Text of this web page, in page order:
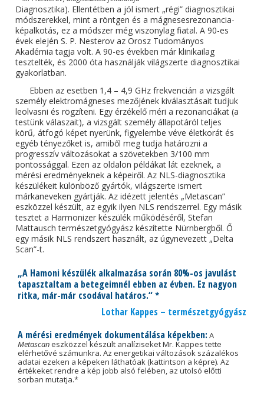
Diagnosztika). Ellentétben a jól ismert „régi” diagnosztikai
módszerekkel, mint a röntgen és a mágnesesrezonancia-
képalkotás, ez a módszer még viszonylag fiatal. A 90-es
évek elején S. P. Nesterov az Orosz Tudományos
Akadémia tagja volt. A 90-es években már klinikailag
tesztelték, és 2000 óta használják világszerte diagnosztikai
gyakorlatban.
Ebben az esetben 1,4 – 4,9 GHz frekvencián a vizsgált
személy elektromágneses mezőjének kiválasztásait tudjuk
leolvasni és rögzíteni. Egy érzékelő méri a rezonanciákat (a
testünk válaszait), a vizsgált személy állapotáról teljes
körű, átfogó képet nyerünk, figyelembe véve életkorát és
egyéb tényezőket is, amiből meg tudja határozni a
progresszív változásokat a szövetekben 3/100 mm
pontossággal. Ezen az oldalon példákat lát ezeknek, a
mérési eredményeknek a képeiről. Az NLS-diagnosztika
készülékeit különböző gyártók, világszerte ismert
márkaneveken gyártják. Az idézett jelentés „Metascan”
eszközzel készült, az egyik ilyen NLS rendszerrel. Egy másik
tesztet a Harmonizer készülék működéséről, Stefan
Mattausch természetgyógyász készítette Nürnbergből. Ő
egy másik NLS rendszert használt, az úgynevezett „Delta
Scan”-t.
„A Hamoni készülék alkalmazása során 80%-os javulást
tapasztaltam a betegeimnél ebben az évben. Ez nagyon
ritka, már-már csodával határos.“ *
Lothar Kappes – természetgyógyász
A mérési eredmények dokumentálása képekben:A
Metascaneszközzel készült analíziseket Mr. Kappes tette
elérhetővé számunkra. Az energetikai változások százalékos
adatai ezeken a képeken láthatóak (kattintson a képre). Az
értékeket rendre a kép jobb alsó felében, az utolsó előtti
sorban mutatja.*